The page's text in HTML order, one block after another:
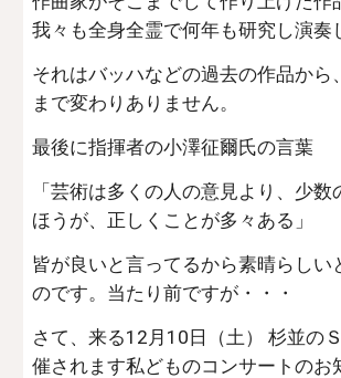
我々も全身全霊で何年も研究し演奏
それはバッハなどの過去の作品から
まで変わりありません。
最後に指揮者の小澤征爾氏の言葉
「芸術は多くの人の意見より、少
ほうが、正しくことが多々ある」
皆が良いと言ってるから素晴らしい
のです。当たり前ですが・・・
さて、来る12月10日（土） 杉並の
催されます私どものコンサートのお